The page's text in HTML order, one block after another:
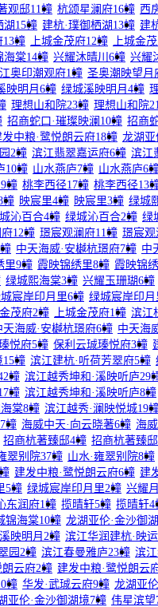
观邸11幢 杭颂星澜府16幢 西
湖15幢 建杭·璞御栖湖13幢 建
13幢 上城金茂府12幢 上城金
海棠14幢 兴耀沐晴川6幢 兴耀
奥印潮观府1幢 圣奥潮映望月
映明月6幢 绿城溪映明月4幢
理想山和院23幢 理想山和院
招商蛇口·璀璨映澜10幢 招商
发中粮·鹭悦朗云府18幢 龙湖亚
2幢 滨江翡翠嘉运府6幢 滨江
10幢 山水燕庐7幢 山水燕庐6
幢 桃李西径17幢 桃李西径13
幢 映宸里4幢 映宸里3幢 绿城
沁百合4幢 绿城沁百合2幢 绿
12幢 璟宸观澜府11幢 璟宸观
中天海威·安樾杭璟府7幢 中
里9幢 霞映锦绣里8幢 霞映锦
绿城熙海棠3幢 兴耀玉珊瑚6幢
宸岸印月里6幢 绿城宸岸印月
金茂府2幢 上城金茂府1幢 滨江
天海威·安樾杭璟府6幢 中天海
悦府5幢 保利云珹瑧悦府3幢
15幢 滨江建杭·听荷芳翠府5幢
幢 滨江越秀坤和·溪映听庐29
幢 滨江越秀坤和·溪映听庐8幢
棠8幢 滨江越秀·澜映悦城19
幢 海威中天·向云晓著6幢 海
招商杭著臻邸4幢 招商杭著臻
翠别院37幢 山水·雍翠别院8幢
建发中粮·鹭悦朗云府6幢 建
5幢 绿城宸岸印月里2幢 兴耀
东润府1幢 揽晴轩5幢 揽晴轩4
锦海棠10幢 龙湖亚伦·金沙御
映明月2幢 滨江华润建杭·映
园2幢 滨江春曼雅庐23幢 滨
朗云府2幢 建发中粮·鹭悦朗云
幢 华发·武珹云府9幢 龙湖亚
亚伦·金沙御湖境7幢 伟星滨望